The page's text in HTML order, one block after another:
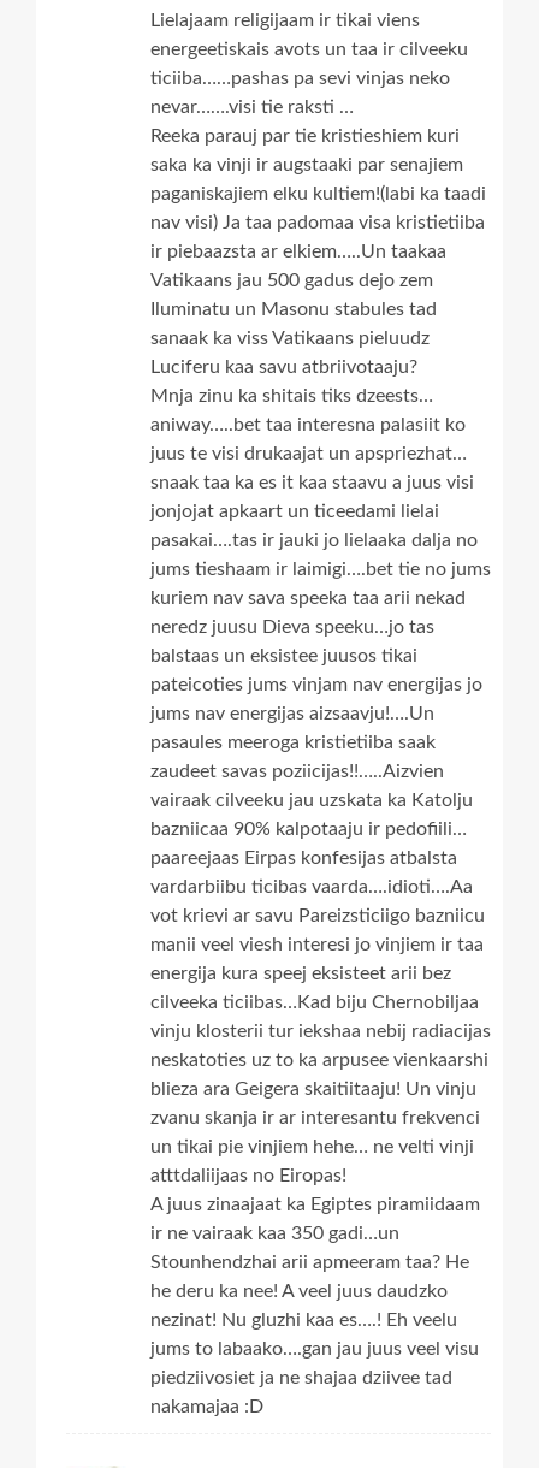
Lielajaam religijaam ir tikai viens
energeetiskais avots un taa ir cilveeku
ticiiba……pashas pa sevi vinjas neko
nevar…….visi tie raksti …
Reeka parauj par tie kristieshiem kuri
saka ka vinji ir augstaaki par senajiem
paganiskajiem elku kultiem!(labi ka taadi
nav visi) Ja taa padomaa visa kristietiiba
ir piebaazsta ar elkiem…..Un taakaa
Vatikaans jau 500 gadus dejo zem
Iluminatu un Masonu stabules tad
sanaak ka viss Vatikaans pieluudz
Luciferu kaa savu atbriivotaaju?
Mnja zinu ka shitais tiks dzeests…
aniway…..bet taa interesna palasiit ko
juus te visi drukaajat un apspriezhat…
snaak taa ka es it kaa staavu a juus visi
jonjojat apkaart un ticeedami lielai
pasakai….tas ir jauki jo lielaaka dalja no
jums tieshaam ir laimigi….bet tie no jums
kuriem nav sava speeka taa arii nekad
neredz juusu Dieva speeku…jo tas
balstaas un eksistee juusos tikai
pateicoties jums vinjam nav energijas jo
jums nav energijas aizsaavju!….Un
pasaules meeroga kristietiiba saak
zaudeet savas poziicijas!!…..Aizvien
vairaak cilveeku jau uzskata ka Katolju
bazniicaa 90% kalpotaaju ir pedofiili…
paareejaas Eirpas konfesijas atbalsta
vardarbiibu ticibas vaarda….idioti….Aa
vot krievi ar savu Pareizsticiigo bazniicu
manii veel viesh interesi jo vinjiem ir taa
energija kura speej eksisteet arii bez
cilveeka ticiibas…Kad biju Chernobiljaa
vinju klosterii tur iekshaa nebij radiacijas
neskatoties uz to ka arpusee vienkaarshi
blieza ara Geigera skaitiitaaju! Un vinju
zvanu skanja ir ar interesantu frekvenci
un tikai pie vinjiem hehe… ne velti vinji
atttdaliijaas no Eiropas!
A juus zinaajaat ka Egiptes piramiidaam
ir ne vairaak kaa 350 gadi…un
Stounhendzhai arii apmeeram taa? He
he deru ka nee! A veel juus daudzko
nezinat! Nu gluzhi kaa es….! Eh veelu
jums to labaako….gan jau juus veel visu
piedziivosiet ja ne shajaa dziivee tad
nakamajaa :D